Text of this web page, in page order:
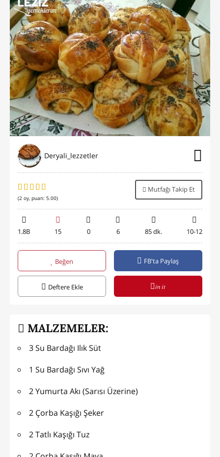
Deryali_lezzetler
(2 oy, puan: 5.00)
Mutfağı Takip Et
1.8B 15 0 6 85 dk. 10-12
Beğen FB'ta Paylaş
Deftere Ekle in it
MALZEMELER:
3 Su Bardağı Ilık Süt
1 Su Bardağı Sıvı Yağ
2 Yumurta Akı (Sarısı Üzerine)
2 Çorba Kaşığı Şeker
2 Tatlı Kaşığı Tuz